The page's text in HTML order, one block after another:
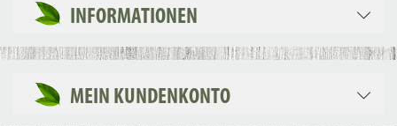
INFORMATIONEN
MEIN KUNDENKONTO